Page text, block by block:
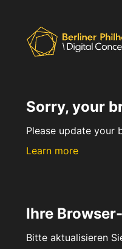
Sorry, your
Please update your
Learn more
Ihre
Bitte aktualisieren